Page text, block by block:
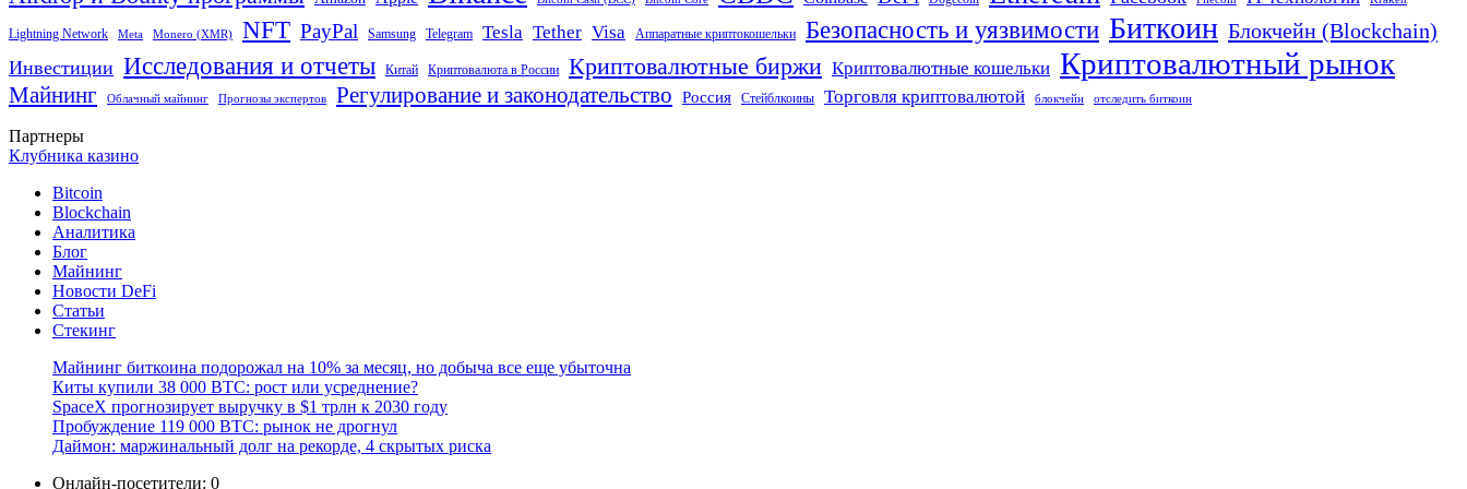
Lightning Network Meta Monero (XMR) NFT PayPal Samsung Telegram Tesla Tether Visa Аппаратные криптокошельки Безопасность и уязвимости Биткоин Блокчейн (Blockchain)
Инвестиции Исследования и отчеты Китай Криптовалюта в России Криптовалютные биржи Криптовалютные кошельки Криптовалютный рынок
Майнинг Облачный майнинг Прогнозы экспертов Регулирование и законодательство Россия Стейблкоины Торговля криптовалютой блокчейн отследить биткоин
Партнеры
Клубника казино
Bitcoin
Blockchain
Аналитика
Блог
Майнинг
Новости DeFi
Статьи
Стекинг
Майнинг биткоина подорожал на 10% за месяц, но добыча все еще убыточна
Киты купили 38 000 BTC: рост или усреднение?
SpaceX прогнозирует выручку в $1 трлн к 2030 году
Пробуждение 119 000 BTC: рынок не дрогнул
Даймон: маржинальный долг на рекорде, 4 скрытых риска
Онлайн-посетители: 0